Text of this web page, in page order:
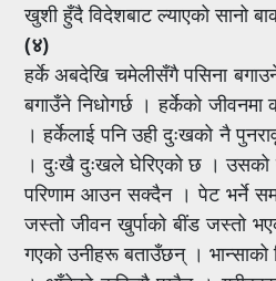
खुशी हुँदै विदेशबाट ल्याएको सानो
(४)
हर्के अबदेखि चमेलीसँगै पसिना
बगाउँने निधोगर्छ । हर्केको
। हर्केलाई पनि उही दुःखको नै
। दुःखै दुःखले घेरिएको छ । उसको
परिणाम आउन सक्दैन । पेट भर्ने
जस्तो जीवन खुर्पाको बींड
गएको उनीहरू बताउँछन् । भान्साको